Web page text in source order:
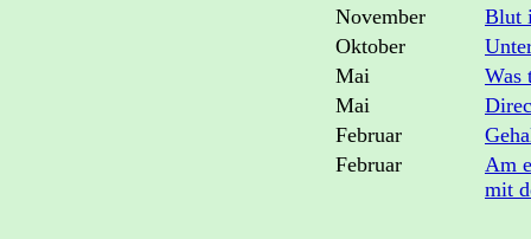
November
Blut
Oktober
Mai
Was
Mai
Februar
Februar
Am
mit